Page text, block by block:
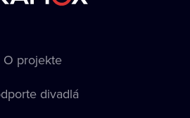
O projekte
divadlá